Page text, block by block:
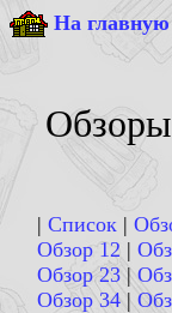
На
| Список |
Обзор 12 |
Обзор 23|
Обзор 34|